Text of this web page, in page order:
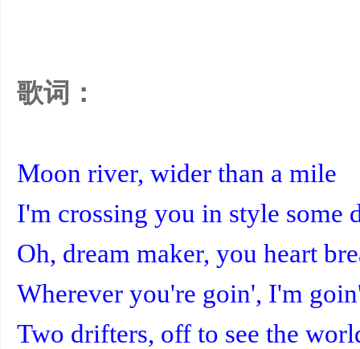
歌词：
Moon river, wider than a mile
I'm crossing you in style some
Oh, dream maker, you heart
Wherever you're goin', I'm
Two drifters, off to see the